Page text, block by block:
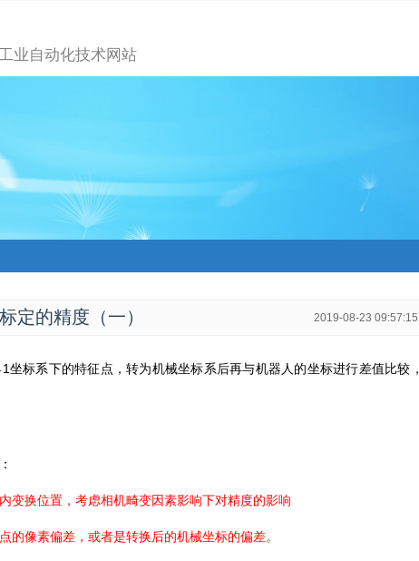
业自动化技术网站
定的精度（一） 2019-08-23 09:57:15
坐标系下的特征点，转为机械坐标系后再与机器人的坐标进行差值比较，
变换位置，考虑相机畸变因素影响下对精度的影响
的像素偏差，或者是转换后的机械坐标的偏差。